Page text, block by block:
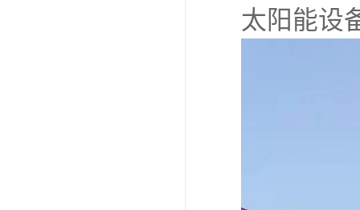
太阳能设